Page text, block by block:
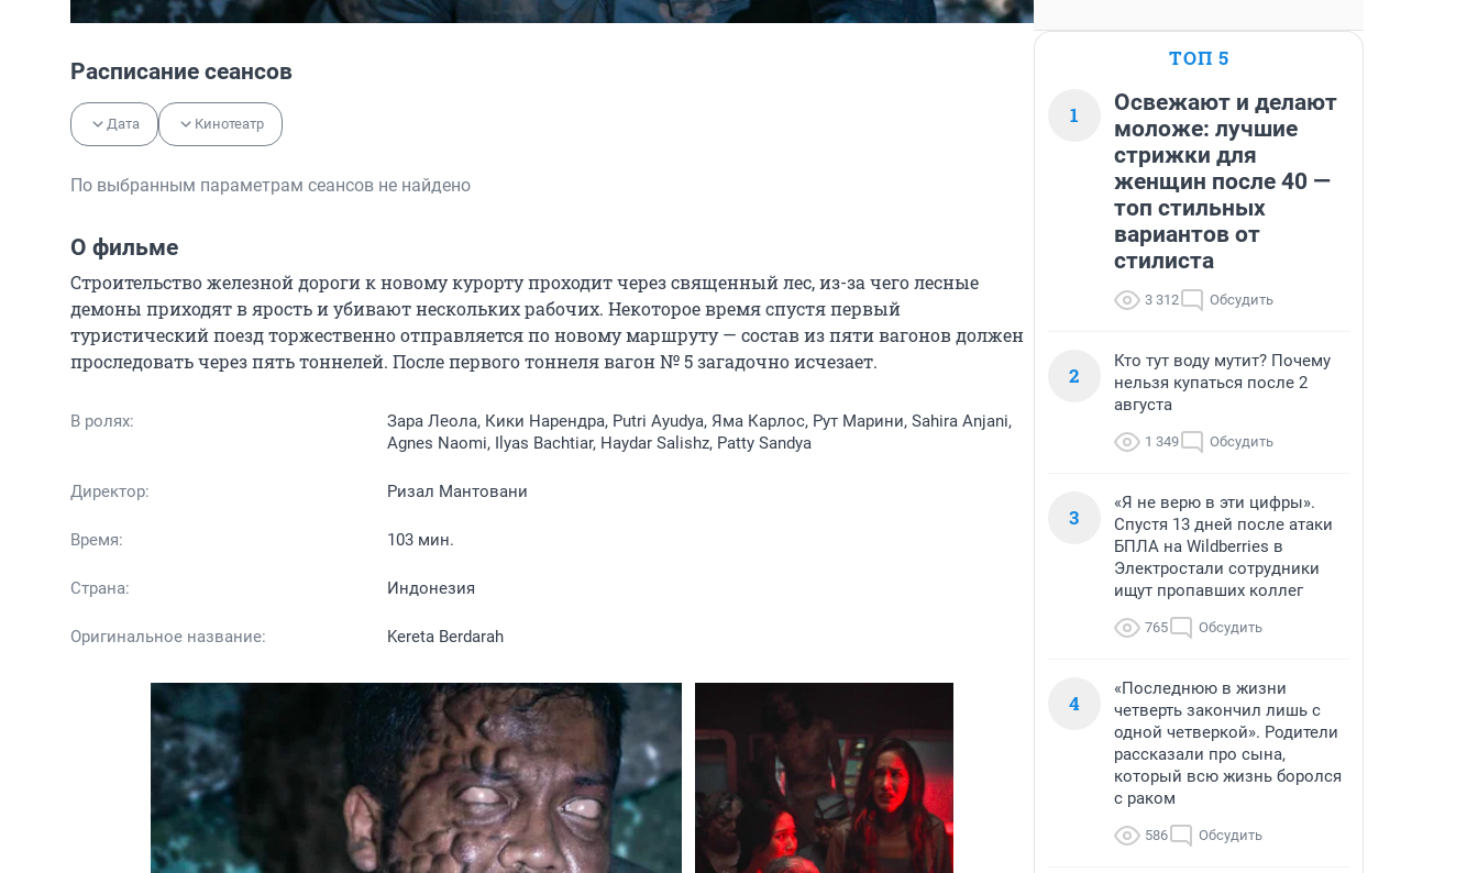
Расписание сеансов
Дата Кинотеатр
По выбранным параметрам сеансов не найдено
О фильме
Строительство железной дороги к новому курорту проходит через священный лес, из-за чего лесные
демоны приходят в ярость и убивают нескольких рабочих. Некоторое время спустя первый
туристический поезд торжественно отправляется по новому маршруту — состав из пяти вагонов должен
проследовать через пять тоннелей. После первого тоннеля вагон № 5 загадочно исчезает.
В ролях:
Зара Леола, Кики Нарендра, Putri Ayudya, Яма Карлос, Рут Марини, Sahira Anjani,
Agnes Naomi, Ilyas Bachtiar, Haydar Salishz, Patty Sandya
Директор: Ризал Мантовани
Время: 103 мин.
Страна: Индонезия
Оригинальное название: Kereta Berdarah
ТОП 5
1
Освежают и делают
моложе: лучшие
стрижки для
женщин после 40 —
топ стильных
вариантов от
стилиста
3 312 Обсудить
2
Кто тут воду мутит? Почему
нельзя купаться после 2
августа
1 349 Обсудить
3
«Я не верю в эти цифры».
Спустя 13 дней после атаки
БПЛА на Wildberries в
Электростали сотрудники
ищут пропавших коллег
765 Обсудить
4
«Последнюю в жизни
четверть закончил лишь с
одной четверкой». Родители
рассказали про сына,
который всю жизнь боролся
с раком
586 Обсудить